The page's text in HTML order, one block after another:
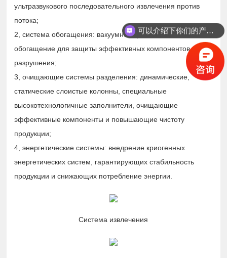
ультразвукового последовательного извлечения против
потока;
2, система обогащения: вакуумное криогенное
обогащение для защиты эффективных компонентов от
разрушения;
3, очищающие системы разделения: динамические,
статические слоистые колонны, специальные
высокотехнологичные заполнители, очищающие
эффективные компоненты и повышающие чистоту
продукции;
4, энергетические системы: внедрение криогенных
энергетических систем, гарантирующих стабильность
продукции и снижающих потребление энергии.
Система извлечения
可以介绍下你们的产品么？